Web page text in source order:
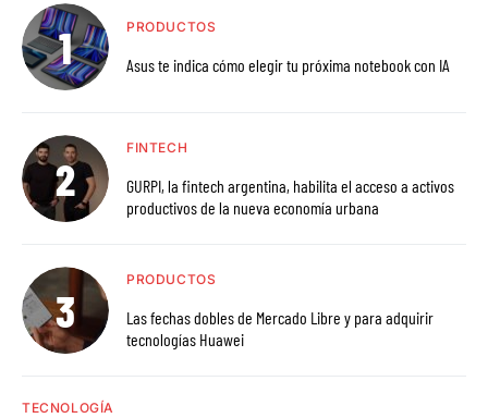
PRODUCTOS
Asus te indica cómo elegir tu próxima notebook con IA
FINTECH
GURPI, la fintech argentina, habilita el acceso a activos
productivos de la nueva economía urbana
PRODUCTOS
Las fechas dobles de Mercado Libre y para adquirir
tecnologías Huawei
TECNOLOGÍA